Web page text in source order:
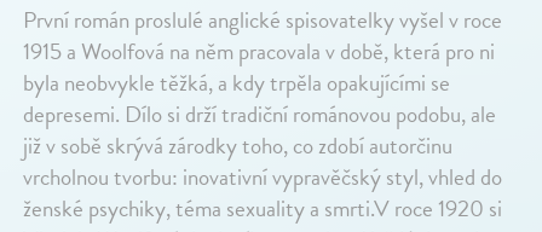
První román proslulé anglické spisovatelky vyšel v roce
1915 a Woolfová na něm pracovala v době, která pro ni
byla neobvykle těžká, a kdy trpěla opakujícími se
depresemi. Dílo si drží tradiční románovou podobu, ale
již v sobě skrývá zárodky toho, co zdobí autorčinu
vrcholnou tvorbu: inovativní vypravěčský styl, vhled do
ženské psychiky, téma sexuality a smrti.V roce 1920 si